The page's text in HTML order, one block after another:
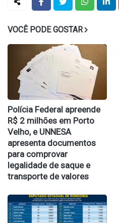
VOCÊ PODE GOSTAR
Polícia Federal apreende
R$ 2 milhões em Porto
Velho, e UNNESA
apresenta documentos
para comprovar
legalidade de saque e
transporte de valores